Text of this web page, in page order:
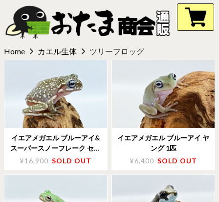
Home カエル生体 ツリーフロッグ
イエアメガエル ブルーアイ&
スーパースノーフレーク セミ
ヤング 1匹
¥16,900 SOLD OUT
イエアメガエル ブルーアイ ヤ
ング 1匹
¥6,400 SOLD OUT